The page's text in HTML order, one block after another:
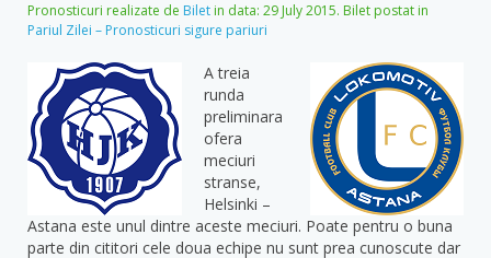
Pronosticuri realizate de Bilet in data: 29 July 2015. Bilet postat in
Pariul Zilei – Pronosticuri sigure pariuri
A treia
runda
preliminara
ofera
meciuri
stranse,
Helsinki –
Astana este unul dintre aceste meciuri. Poate pentru o buna
parte din cititori cele doua echipe nu sunt prea cunoscute dar